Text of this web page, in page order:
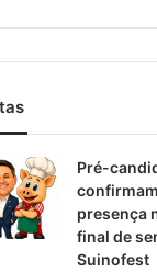
Pré-
confirmam
presença
final de
Suinofest